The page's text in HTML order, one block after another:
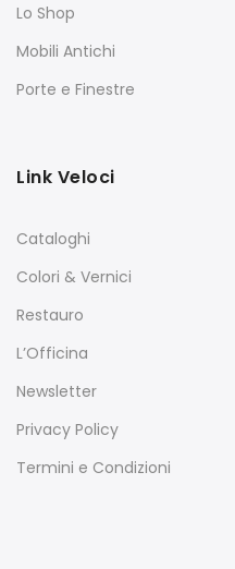
Lo Shop
Mobili Antichi
Porte e Finestre
Link Veloci
Cataloghi
Colori & Vernici
Restauro
L’Officina
Newsletter
Privacy Policy
Termini e Condizioni